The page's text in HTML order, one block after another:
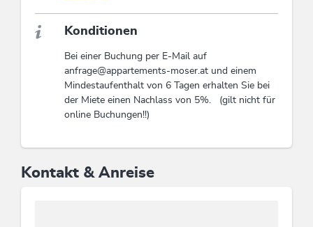
Konditionen
Bei einer Buchung per E-Mail auf
anfrage@appartements-moser.at und einem
Mindestaufenthalt von 6 Tagen erhalten Sie bei
der Miete einen Nachlass von 5%. (gilt nicht für
online Buchungen!!)
Kontakt & Anreise